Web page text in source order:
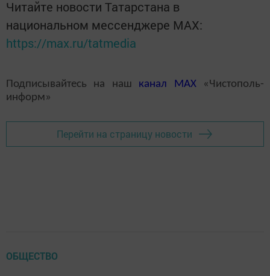
Читайте новости Татарстана в
национальном мессенджере MАХ:
https://max.ru/tatmedia
Подписывайтесь на наш канал MAX«Чистополь-
информ»
Перейти на страницу новости
ОБЩЕСТВО